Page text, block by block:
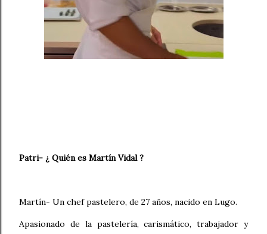
Patri- ¿ Quién es Martín Vidal ?
Martín- Un chef pastelero, de 27 años, nacido en Lugo.
Apasionado de la pastelería, carismático, trabajador y